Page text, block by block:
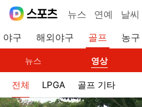
뉴스 연예 날씨
야구 해외야구 골프 농구
뉴스 영상
전체 LPGA 골프 기타